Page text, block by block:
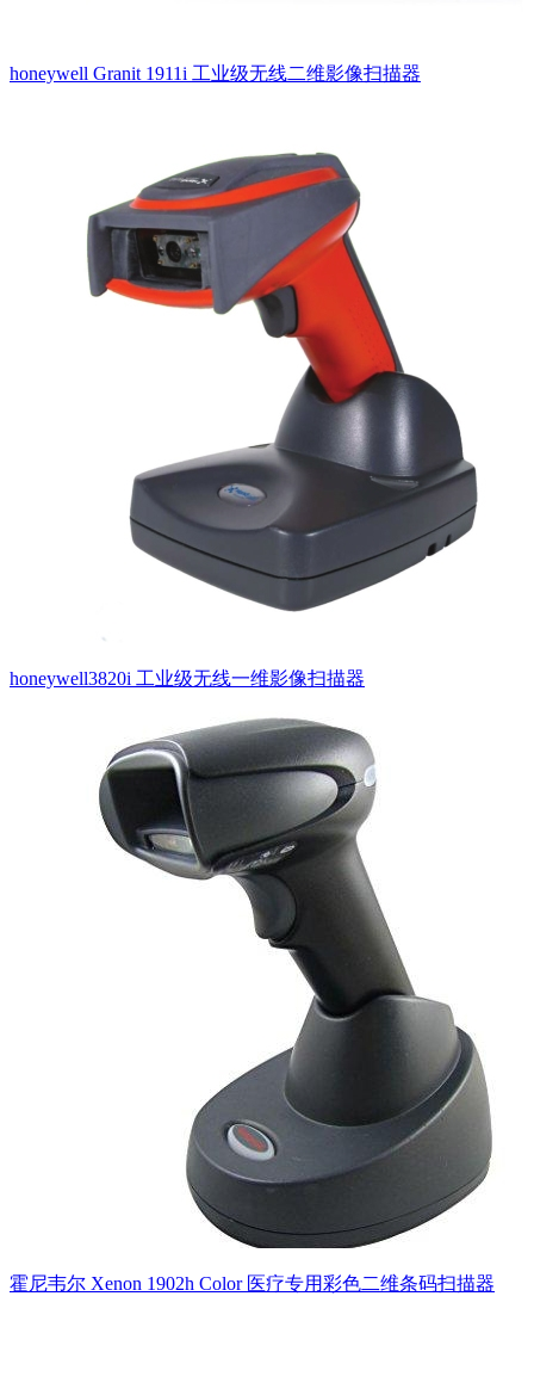
honeywell Granit 1911i 工业级无线二维影像扫描器
honeywell3820i 工业级无线一维影像扫描器
霍尼韦尔 Xenon 1902h Color 医疗专用彩色二维条码扫描器